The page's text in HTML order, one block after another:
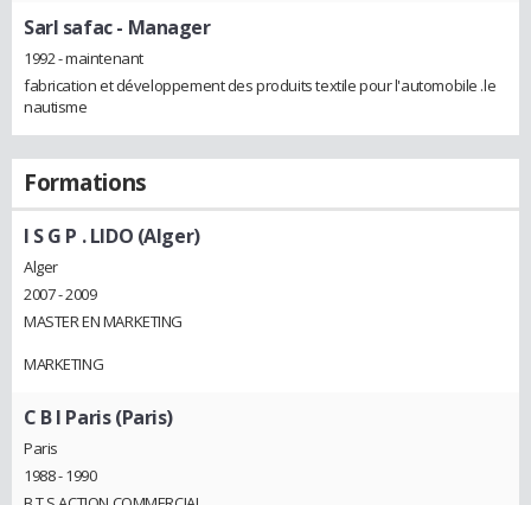
Sarl safac- Manager
1992 - maintenant
fabrication et développement des produits textile pour l'automobile .le
nautisme
Formations
I S G P . LIDO (Alger)
Alger
2007 - 2009
MASTER EN MARKETING
MARKETING
C B I Paris (Paris)
Paris
1988 - 1990